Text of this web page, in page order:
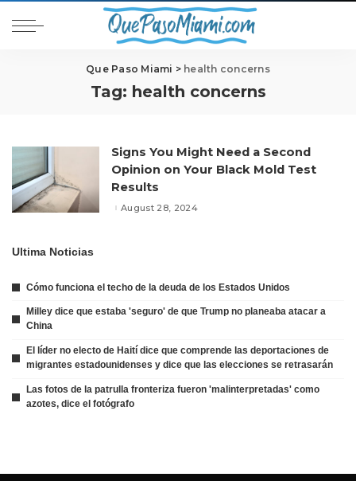
Que Paso Miami > health concerns
Tag: health concerns
Signs You Might Need a Second
Opinion on Your Black Mold Test
Results
August 28, 2024
Ultima Noticias
Cómo funciona el techo de la deuda de los Estados Unidos
Milley dice que estaba 'seguro' de que Trump no planeaba atacar a
China
El líder no electo de Haití dice que comprende las deportaciones de
migrantes estadounidenses y dice que las elecciones se retrasarán
Las fotos de la patrulla fronteriza fueron 'malinterpretadas' como
azotes, dice el fotógrafo